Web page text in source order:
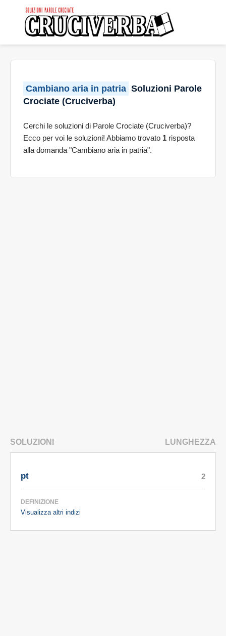
Cambiano aria in patria Soluzioni Parole
Crociate (Cruciverba)
Cerchi le soluzioni di Parole Crociate (Cruciverba)?
Ecco per voi le soluzioni! Abbiamo trovato 1 risposta
alla domanda "Cambiano aria in patria".
SOLUZIONI LUNGHEZZA
pt
DEFINIZIONE
Visualizza altri indizi
2